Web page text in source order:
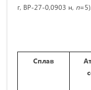
г, ВР-27-0,0903 н, n=5).
Сплав